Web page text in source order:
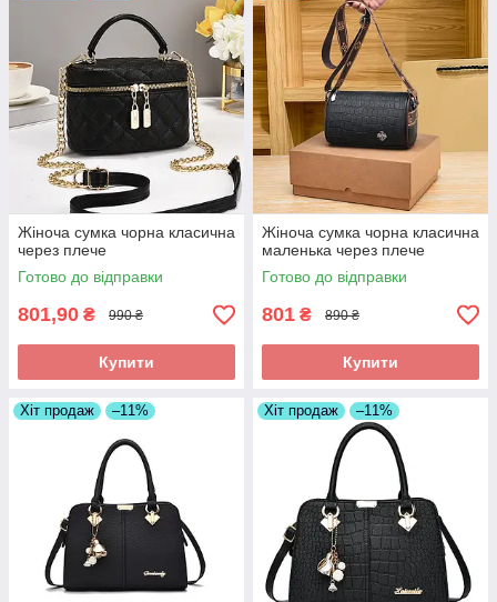
Жіноча сумка чорна класична
через плече
Готово до відправки
801,90 ₴ 990 ₴
Купити
Жіноча сумка чорна класична
маленька через плече
Готово до відправки
801 ₴ 890 ₴
Купити
Хіт продаж –11% Хіт продаж –11%